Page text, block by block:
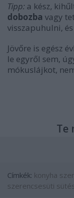
Tipp: a kész,
dobozba vagy
visszapuhulni,
Jövőre is egész
le egyről sem,
mókuslájkot,
Te
Címkék: konyha
szerencsesüti